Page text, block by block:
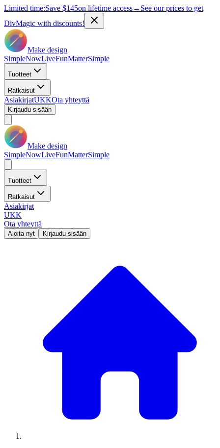
Limited time:Save $145on lifetime access→ See our prices to get
DivMagic with discounts!
Make design
SimpleNowLiveFunMatterSimple
Tuotteet
Ratkaisut
AsiakirjatUKKOta yhteyttä
Kirjaudu sisään
Make design
SimpleNowLiveFunMatterSimple
Tuotteet
Ratkaisut
Asiakirjat
UKK
Ota yhteyttä
Aloita nyt Kirjaudu sisään